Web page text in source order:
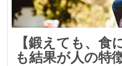
【鍛えても、食
も結果が人の特